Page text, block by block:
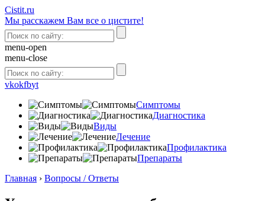
Сistit.ru
Мы расскажем Вам все о цистите!
menu-open
menu-close
vkokfbyt
Симптомы
Диагностика
Виды
Лечение
Профилактика
Препараты
Главная › Вопросы / Ответы